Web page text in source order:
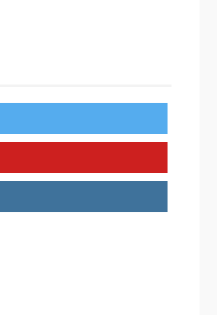
Funsone benefició a
entrega de lentes
pueden llevar a